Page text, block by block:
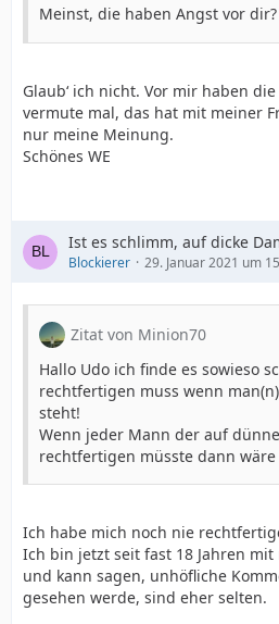
Meinst, die haben Angst vor dir?
Glaub‘ ich nicht. Vor mir haben
vermute mal, das hat mit meiner
nur meine Meinung.
Schönes WE
Ist es schlimm, auf dicke
Blockierer 29. Januar 2021 um
Zitat von Minion70
Hallo Udo ich finde es sowieso
rechtfertigen muss wenn
steht!
Wenn jeder Mann der auf
rechtfertigen müsste dann
Ich habe mich noch nie
Ich bin jetzt seit fast 18 Jahren
und kann sagen, unhöfliche
gesehen werde, sind eher selten.